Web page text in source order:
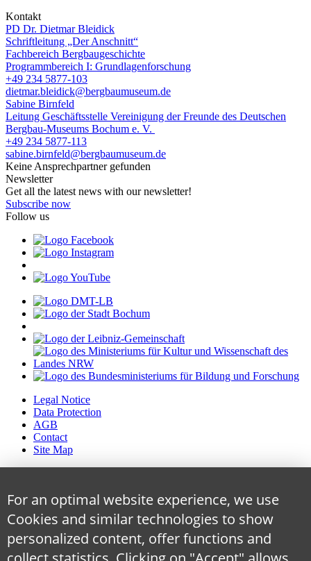
Kontakt
PD Dr. Dietmar Bleidick
Schriftleitung „Der Anschnitt“
Fachbereich Bergbaugeschichte
Programmbereich I: Grundlagenforschung
+49 234 5877-103
dietmar.bleidick@bergbaumuseum.de
Sabine Birnfeld
Leitung Geschäftsstelle Vereinigung der Freunde des Deutschen
Bergbau-Museums Bochum e. V.
+49 234 5877-113
sabine.birnfeld@bergbaumuseum.de
Keine Ansprechpartner gefunden
Newsletter
Get all the latest news with our newsletter!
Subscribe now
Follow us
Legal Notice
Data Protection
AGB
Contact
Site Map
For an optimal website experience, we use
Cookies and similar technologies to show
personalized content, offer functions and